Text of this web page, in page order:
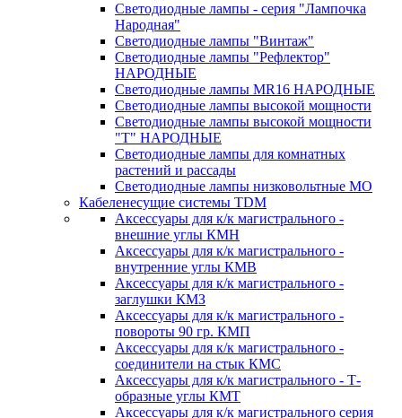
Светодиодные лампы - серия "Лампочка
Народная"
Светодиодные лампы "Винтаж"
Светодиодные лампы "Рефлектор"
НАРОДНЫЕ
Светодиодные лампы MR16 НАРОДНЫЕ
Светодиодные лампы высокой мощности
Светодиодные лампы высокой мощности
"Т" НАРОДНЫЕ
Светодиодные лампы для комнатных
растений и рассады
Светодиодные лампы низковольтные МО
Кабеленесущие системы TDM
Аксессуары для к/к магистрального -
внешние углы КМН
Аксессуары для к/к магистрального -
внутренние углы КМВ
Аксессуары для к/к магистрального -
заглушки КМЗ
Аксессуары для к/к магистрального -
повороты 90 гр. КМП
Аксессуары для к/к магистрального -
соединители на стык КМС
Аксессуары для к/к магистрального - Т-
образные углы КМТ
Аксессуары для к/к магистрального серия